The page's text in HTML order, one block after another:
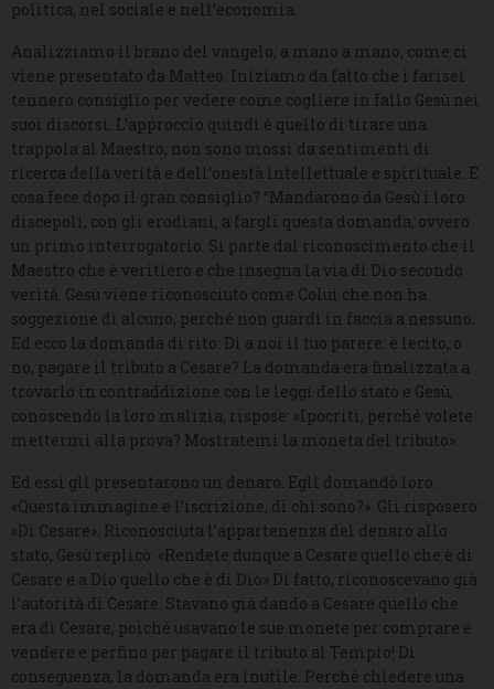
politica, nel sociale e nell’economia.
Analizziamo il brano del vangelo, a mano a mano, come ci
viene presentato da Matteo. Iniziamo da fatto che i farisei
tennero consiglio per vedere come cogliere in fallo Gesù nei
suoi discorsi. L’approccio quindi è quello di tirare una
trappola al Maestro, non sono mossi da sentimenti di
ricerca della verità e dell’onestà intellettuale e spirituale. E
cosa fece dopo il gran consiglio? “Mandarono da Gesù i loro
discepoli, con gli erodiani, a fargli questa domanda, ovvero
un primo interrogatorio. Si parte dal riconoscimento che il
Maestro che è veritiero e che insegna la via di Dio secondo
verità. Gesù viene riconosciuto come Colui che non ha
soggezione di alcuno, perché non guardi in faccia a nessuno.
Ed ecco la domanda di rito: Di a noi il tuo parere: è lecito, o
no, pagare il tributo a Cesare? La domanda era finalizzata a
trovarlo in contraddizione con le leggi dello stato e Gesù,
conoscendo la loro malizia, rispose: «Ipocriti, perché volete
mettermi alla prova? Mostratemi la moneta del tributo».
Ed essi gli presentarono un denaro. Egli domandò loro:
«Questa immagine e l’iscrizione, di chi sono?». Gli risposero:
«Di Cesare». Riconosciuta l’appartenenza del denaro allo
stato, Gesù replicò: «Rendete dunque a Cesare quello che è di
Cesare e a Dio quello che è di Dio».Di fatto, riconoscevano già
l’autorità di Cesare. Stavano già dando a Cesare quello che
era di Cesare, poiché usavano le sue monete per comprare e
vendere e perfino per pagare il tributo al Tempio! Di
conseguenza, la domanda era inutile. Perché chiedere una